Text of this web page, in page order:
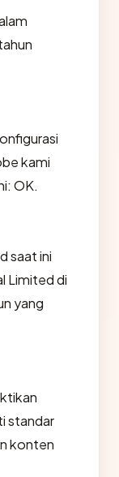
kami
OK.
saat ini
Limited di
yang
standar
konten